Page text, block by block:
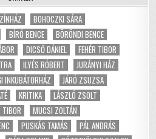
BOHOCZKI SÁRA
BÍRÓ BENCE
BÖRÖNDI BENCE
DICSŐ DÁNIEL
FEHÉR TIBOR
ILYÉS RÓBERT
JURÁNYI HÁZ
INKUBÁTORHÁZ
JÁRÓ ZSUZSA
KRITIKA
LÁSZLÓ ZSOLT
MUCSI ZOLTÁN
PUSKÁS TAMÁS
PÁL ANDRÁS